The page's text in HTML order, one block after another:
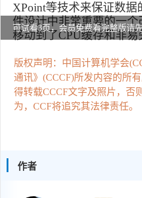
XPoint等技术来保证数据
件设计中非常重要的一
移动到了CPU缓存和非易
可试看3页，会员免费看完整版请
版权声明：中国计算机学会
通讯》(CCCF)所发内容的所
得转载CCCF文字及照片，否
为，CCF将追究其法律责任。
作者